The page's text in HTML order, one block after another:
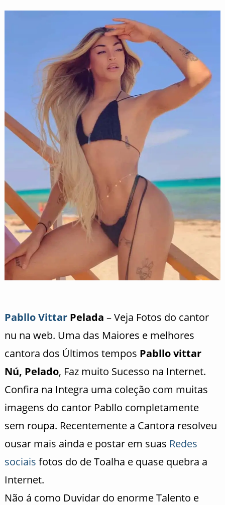
Pabllo VittarPelada – Veja Fotos do cantor
nu na web. Uma das Maiores e melhores
cantora dos Últimos tempos Pabllo vittar
Nú, Pelado, Faz muito Sucesso na Internet.
Confira na Integra uma coleção com muitas
imagens do cantor Pabllo completamente
sem roupa. Recentemente a Cantora resolveu
ousar mais ainda e postar em suas Redes
sociais fotos do de Toalha e quase quebra a
Internet.
Não á como Duvidar do enorme Talento e